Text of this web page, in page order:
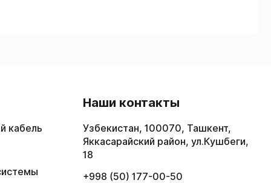
кабель
Наши контакты
Узбекистан, 100070, Ташкент,
Яккасарайский район, ул.Кушбеги,
18
+998 (50) 177-00-50